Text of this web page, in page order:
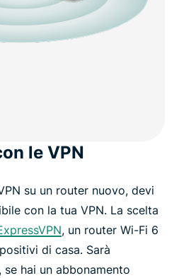
le VPN
su un router nuovo, devi
con la tua VPN. La scelta
, un router Wi-Fi 6
di casa. Sarà
hai un abbonamento